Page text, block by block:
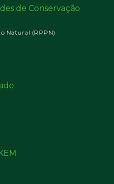
de Conservação
Natural (RPPN)